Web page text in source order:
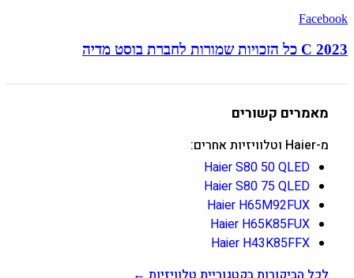
Facebook
C 2023 כל הזכויות שמורות לחברת בוסט מדיה
מאמרים קשורים
מ-Haier וטלוויזיות אחרים:
Haier S80 50 QLED
Haier S80 75 QLED
Haier H65M92FUX
Haier H65K85FUX
Haier H43K85FFX